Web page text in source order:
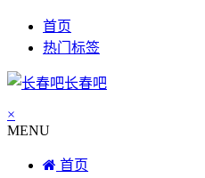
首页
热门标签
长春吧
×
MENU
首页